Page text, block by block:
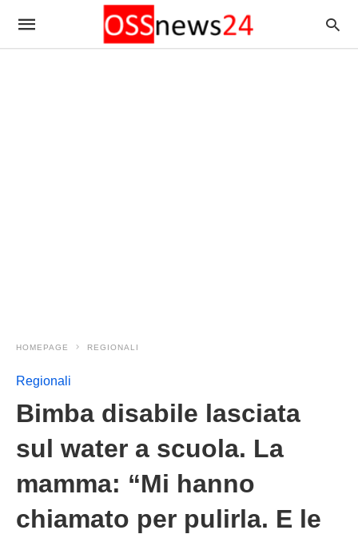
HOMEPAGE REGIONALI
Regionali
Bimba disabile lasciata
sul water a scuola. La
mamma: “Mi hanno
chiamato per pulirla. E le